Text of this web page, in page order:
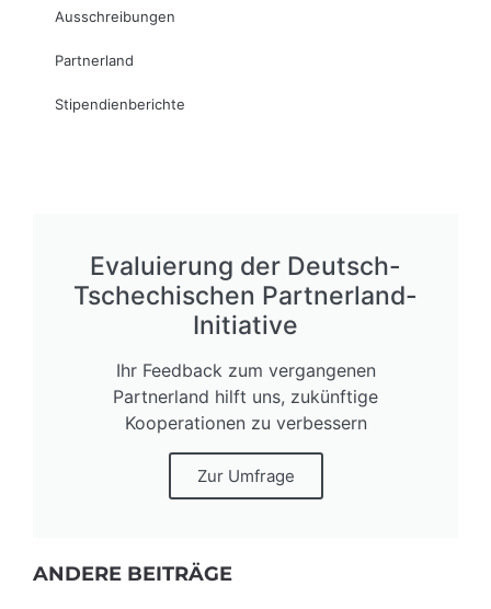
Ausschreibungen
Partnerland
Stipendienberichte
Evaluierung der Deutsch-
Tschechischen Partnerland-
Initiative
Ihr Feedback zum vergangenen
Partnerland hilft uns, zukünftige
Kooperationen zu verbessern
Zur Umfrage
ANDERE BEITRÄGE